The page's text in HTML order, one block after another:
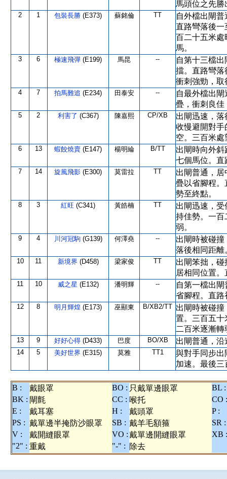
馬頭位之先勝
2 1 包裝長勝 (E373) 蘇銘倫 TT
自外檔出閘
直路彎落後一
百二十五米處
馬。
3 6 極速飛彈 (E199) 馬昆 --
自第十三檔
擋。直路彎落
衝刺強勁，取
4 7 拍馬難追 (E234) 田泰安 --
自最外檔出
疊，衝刺良佳
5 2 利害了 (C367) 陳嘉熙 CP/XB
出閘迅速，
收慢避開對手
空。三百米
6 13 蝦餃燒賣 (E147) 楊明綸 B/TT
出閘時向外
七個馬位。直
7 14 旋風飛影 (E300) 莫雷拉 TT
出閘普通，
疊以省腳程。
勢至終點。
8 3 紅旺 (C341) 黃皓楠 TT
出閘迅速，
持佳勢。一百
弱。
9 4 川河冠駒 (G139) 何澤堯 --
出閘時被碰
落後相同距離
10 11 新境界 (D458) 梁家俊 TT
出閘笨拙，
居相同位置
11 10 威之星 (E132) 潘明輝 --
自第一檔出
省腳程。直路
12 8 明月輝煌 (E173) 巫顯東 B/XB2/TT 出閘時被碰
置。三百五十
二百米逐漸轉
13 9 好好心得 (D433) 巴度 BO/XB 出閘普通，
14 5 美好世界 (E315) 莫雅 TT1
與對手同步出
加速。最後
B : 戴眼罩 BO : 只戴單邊眼罩
BL :
BK : 閘氈 CC : 喉托
CO :
E :
戴耳塞 H : 戴頭罩
P :
PS : 戴單邊半掩防沙眼罩 SB : 戴羊毛額箍
SR :
V :
戴開縫眼罩 VO :戴單邊開縫眼罩
XB :
"2" : 重戴 "-" : 除去